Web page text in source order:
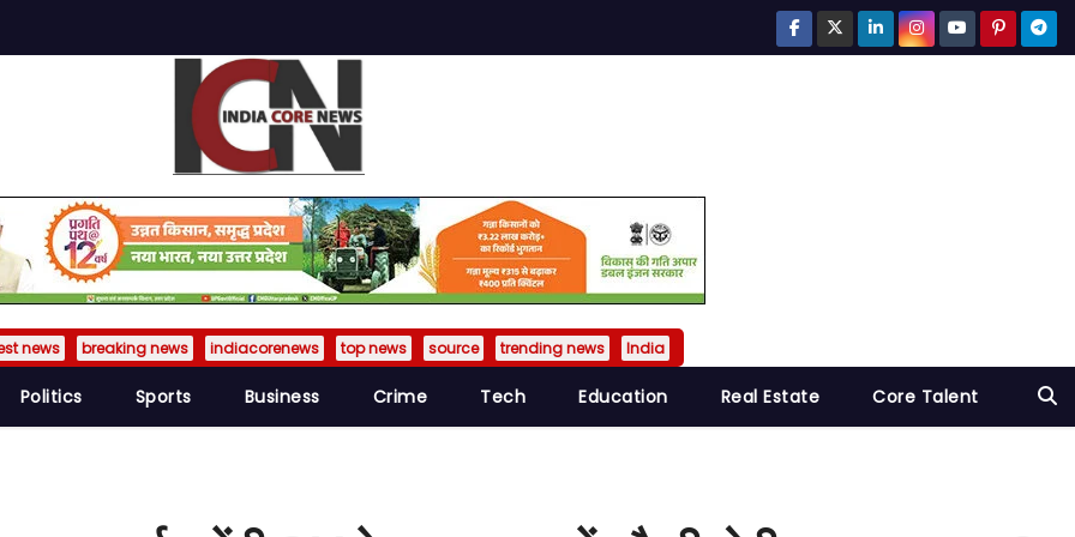
news breaking news indiacorenews top news source trending news India
Politics Sports Business Crime Tech Education Real Estate Core Talent